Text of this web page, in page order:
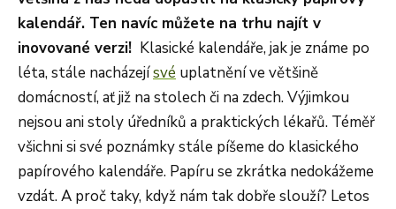
kalendář. Ten navíc můžete na trhu najít v
inovované verzi! Klasické kalendáře, jak je známe po
léta, stále nacházejísvé uplatnění ve většině
domácností, ať již na stolech či na zdech. Výjimkou
nejsou ani stoly úředníků a praktických lékařů. Téměř
všichni si své poznámky stále píšeme do klasického
papírového kalendáře. Papíru se zkrátka nedokážeme
vzdát. A proč taky, když nám tak dobře slouží? Letos